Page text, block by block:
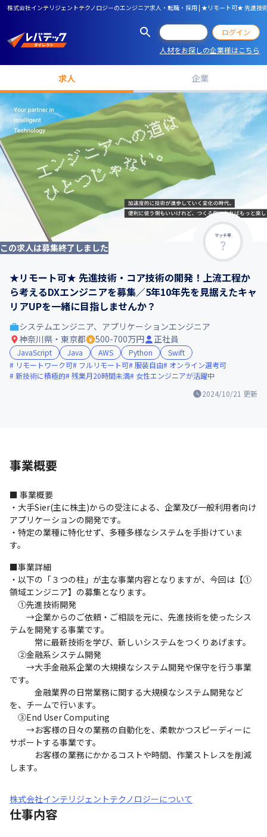
株式会社インテリジェントテクノロジーのエンジニア求人・転職・採用 | ★リモート可★ 先進
ログイン
人材をお探しの企業様はこちら
求人 企業
マッチ率
この求人は募集終了しました
★リモート可★ 先進技術・コア技術の開発！上流工程か
ら考えるDXエンジニアを募集／5年10年先を見据えたキャ
リアUPを一緒に目指しませんか？
2024/10/21 更新
システムエンジニア、アプリケーションエンジニア
神奈川県・東京都
500-700万円 正社員
JavaScript Java AWS Python
Swift
リモートワーク可
フルリモート可 服装自由
オンライン選考可
新技術に積極的 残業月20時間未満 女性エンジニアが活躍中
事業概要
■ 事業概要
・大手Sier(主に株主)からの受注による、企業及び一般利用者向け
アプリケーションの開発です。
・特定の業種に特化せず、多種多様なシステムを手掛けていま
す。
■事業詳細
・以下の「３つの柱」が主な事業内容となりますが、今回は【①
領域エンジニア】の募集となります。
①先進技術開発
→企業からのご依頼・ご相談を元に、先進技術を使ったシス
テムを開発する事業です。
常に最新技術を学び、新しいシステムをつくりあげます。
②金融系システム開発
→大手金融系企業の大規模なシステム開発や保守を行う事業
です。
金融業界の日常業務に関する大規模なシステム開発など
を、チームで行います。
③End User Computing
→お客様の日々の業務の自動化を、柔軟かつスピーディーに
サポートする事業です。
お客様の業務にかかるコストや時間、作業ストレスを削減
します。
株式会社インテリジェントテクノロジーについて
仕事内容